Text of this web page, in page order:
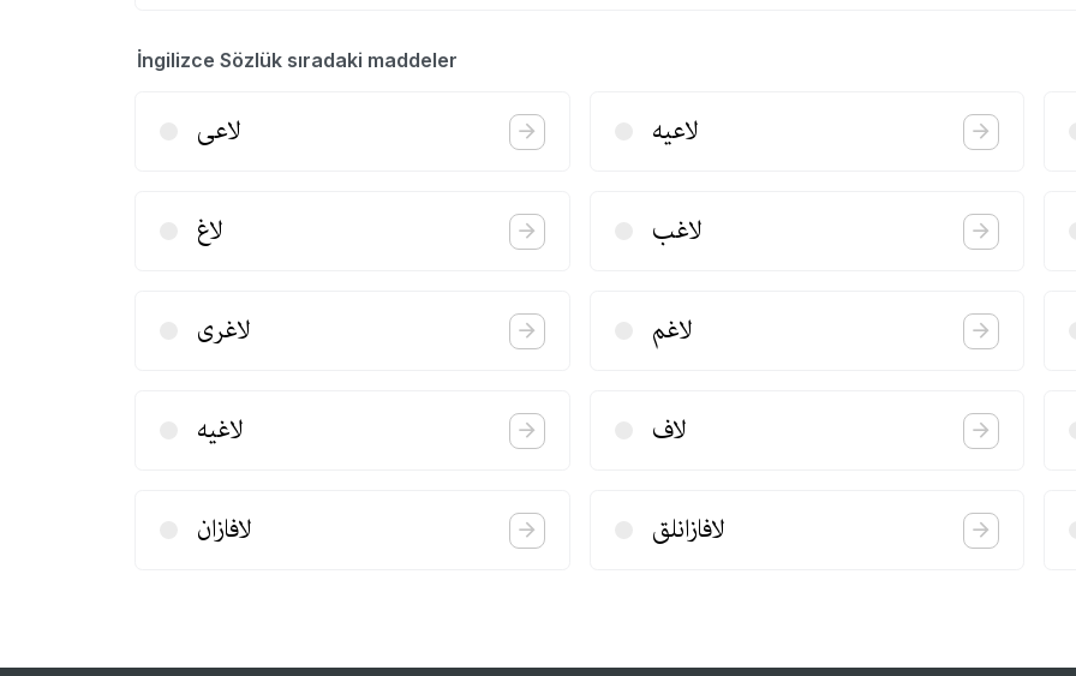
İngilizce Sözlük sıradaki maddeler
لاعی لاعیه
لاغ لاغب
لاغری لاغم
لاغیه لاف
لافازان لافازانلق